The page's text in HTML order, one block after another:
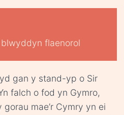
flaenorol
gan y stand-yp o Sir
falch o fod yn Gymro,
mae’r Cymry yn ei